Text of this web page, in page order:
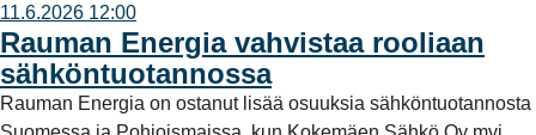
11.6.2026 12:00
Rauman Energia vahvistaa rooliaan
sähköntuotannossa
Rauman Energia on ostanut lisää osuuksia sähköntuotannosta